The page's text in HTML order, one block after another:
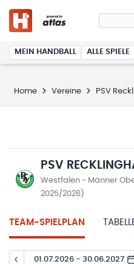
MEIN HANDBALL ALLE SPIELE
Home Vereine PSV
PSV
Westfalen - Männer
2025/2026)
TEAM-SPIELPLAN
01.07.2026 - 30.06.2027